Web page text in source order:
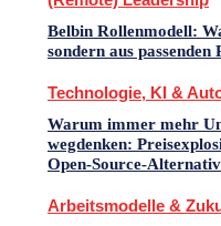
Belbin Rollenmodell:
sondern aus passenden
Technologie, KI &
Warum immer mehr
wegdenken:
Open-Source-
Arbeitsmodelle &